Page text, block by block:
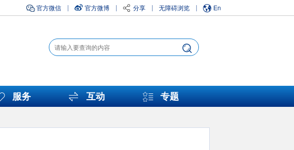
官方微信 官方微博 分享 无障碍浏览 En
服务 互动 专题